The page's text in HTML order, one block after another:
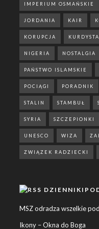
IMPERIUM OSMAŃSKIE
JORDANIA KAIR
KORUPCJA
NIGERIA NOSTALGIA
PAŃSTWO ISLAMSKIE
POCIĄGI PORADNIK
STALIN STAMBUŁ
SYRIA SZCZEPIONKI
UNESCO WIZA
ZWIĄZEK RADZIECKI
MSZ odradza wszelkie
Ikony – Okna do Boga